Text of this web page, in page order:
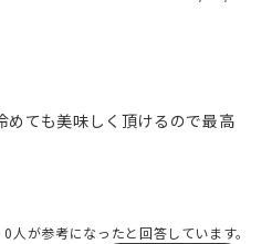
めても美味しく頂けるので最高
0人が参考になったと回答しています。